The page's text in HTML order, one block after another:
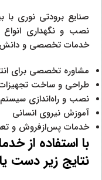
صنایع برودتی نوری با
نصب و نگهداری انواع
خدمات تخصصی و
مشاوره تخصصی برای
طراحی و ساخت
نصب و راه‌اندازی
آموزش نیروی انسانی
خدمات پس‌ازفروش و
با استفاده از
نتایج زیر دست